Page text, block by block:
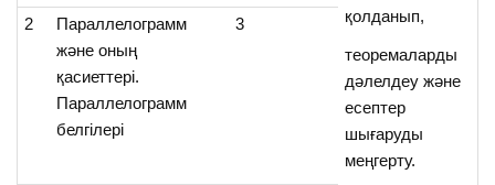
қолданып,
теоремаларды
дәлелдеу және
есептер
шығаруды
меңгерту.
2
Параллелограмм
және оның
қасиеттері.
Параллелограмм
белгілері
3